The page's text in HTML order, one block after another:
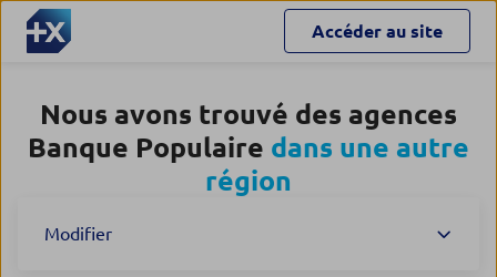
Accéder au site
Nous avons trouvé des agences
Banque Populaire dans une autre
région
Modifier